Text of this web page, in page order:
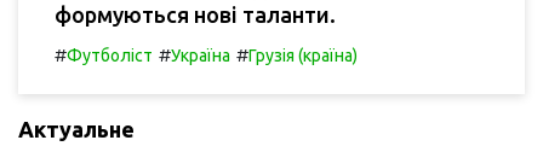
формуються нові таланти.
#Футболіст #Україна #Грузія (країна)
Актуальне